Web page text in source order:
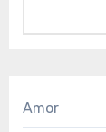
Amor